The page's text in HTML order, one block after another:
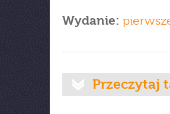
Wydanie:
Przeczytaj